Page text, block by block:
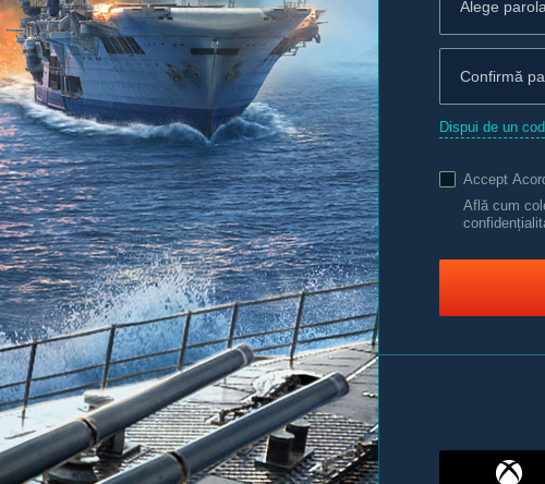
Dispui de un
Accept
Află cum